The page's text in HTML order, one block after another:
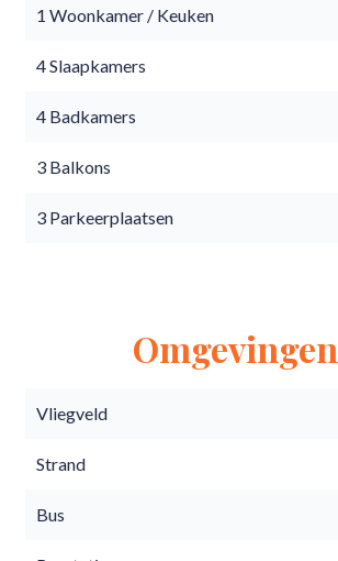
1 Woonkamer / Keuken
4 Slaapkamers
4 Badkamers
3 Balkons
3 Parkeerplaatsen
Omgevingen
Vliegveld
Strand
Bus